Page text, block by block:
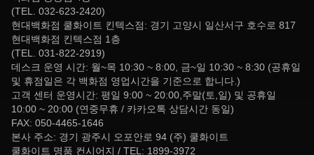
(TEL. 032-623-2420)
현대백화점 쿨화이트 킨텍스점: 경기 고양시 일산서구 호수로 817
현대백화점 킨텍스점 1층
(TEL. 031-822-2919)
데스크 운영 시간: 월~목 10:30 ~ 8:00, 금~일 10:30 ~ 8:30 (공휴일
및 휴점일은 각 백화점 영업시간을 기준으로 합니다.)
고객 센터 운영시간: 평일 9:00 ~ 20:00,주말(토,일) 및 공휴일
10:00 ~ 20:00 (연중무휴 / 카카오톡 상담시간 동일)
FAX: 050-4465-1646
본사 주소: 경기 광주시 오포안로 94 (주) 쿨화이트
쿨화이트 명품 컨시어지 / TEL: 1899-3972